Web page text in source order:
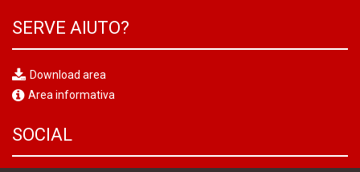
SERVE AIUTO?
Download area
Area informativa
SOCIAL